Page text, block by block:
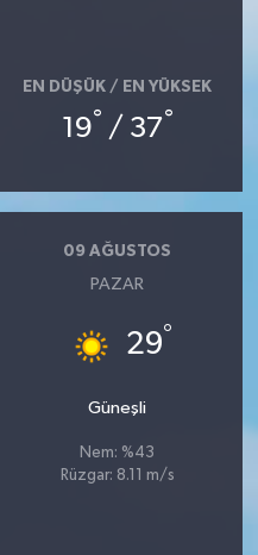
EN DÜŞÜK / EN YÜKSEK
19° / 37°
09 AĞUSTOS
PAZAR
29°
Güneşli
Nem: %43
Rüzgar: 8.11 m/s